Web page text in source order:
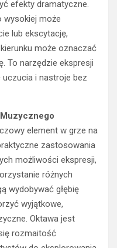
lub ekscytację,
może oznaczać
To narzędzie ekspresji
i nastroje bez
zastosowania
możliwości ekspresji,
różnych
wydobywać głębię
wyjątkowe,
Oktawa jest
rozmaitość
do eksplorowania